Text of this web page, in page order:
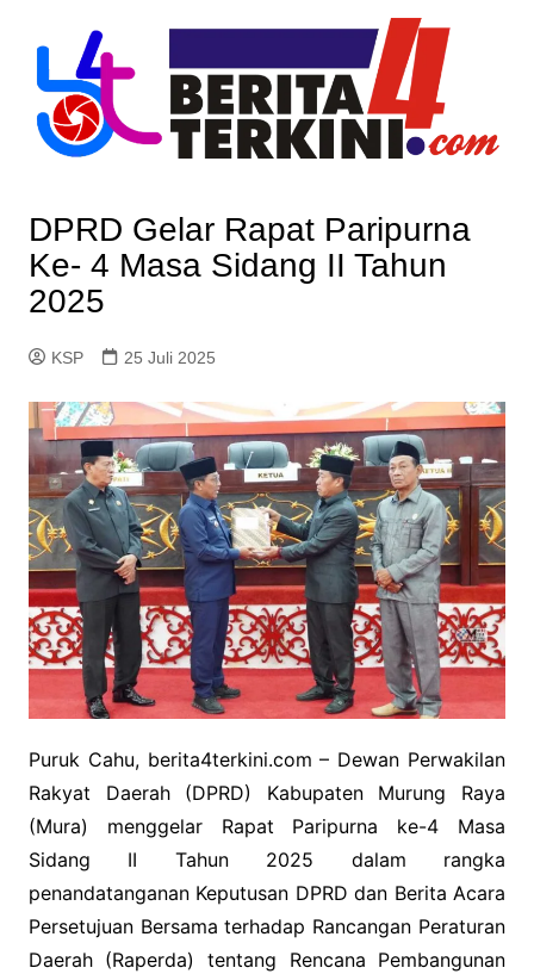
content
DPRD Gelar Rapat Paripurna
Ke- 4 Masa Sidang II Tahun
2025
KSP 25 Juli 2025
Puruk Cahu, berita4terkini.com – Dewan Perwakilan
Rakyat Daerah (DPRD) Kabupaten Murung Raya
(Mura) menggelar Rapat Paripurna ke-4 Masa
Sidang II Tahun 2025 dalam rangka
penandatanganan Keputusan DPRD dan Berita Acara
Persetujuan Bersama terhadap Rancangan Peraturan
Daerah (Raperda) tentang Rencana Pembangunan